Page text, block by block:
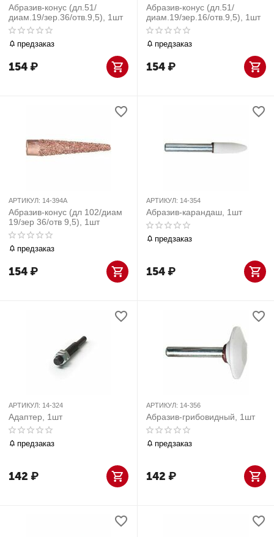
Абразив-конус (дл.51/
диам.19/зер.36/отв.9,5), 1шт
предзаказ
154₽
Абразив-конус (дл.51/
диам.19/зер.16/отв.9,5), 1шт
предзаказ
154₽
АРТИКУЛ: 14-394A
Абразив-конус (дл 102/диам
19/зер 36/отв 9,5), 1шт
предзаказ
154₽
АРТИКУЛ: 14-354
Абразив-карандаш, 1шт
предзаказ
154₽
АРТИКУЛ: 14-324
Адаптер, 1шт
предзаказ
142 ₽
АРТИКУЛ: 14-356
Абразив-грибовидный, 1шт
предзаказ
142 ₽